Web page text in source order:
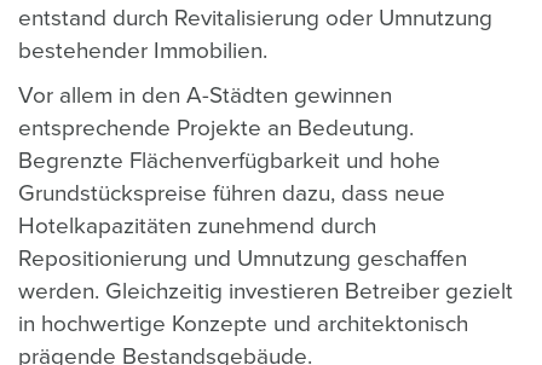
entstand durch Revitalisierung oder Umnutzung
bestehender Immobilien.
Vor allem in den A-Städten gewinnen
entsprechende Projekte an Bedeutung.
Begrenzte Flächenverfügbarkeit und hohe
Grundstückspreise führen dazu, dass neue
Hotelkapazitäten zunehmend durch
Repositionierung und Umnutzung geschaffen
werden. Gleichzeitig investieren Betreiber gezielt
in hochwertige Konzepte und architektonisch
prägende Bestandsgebäude.